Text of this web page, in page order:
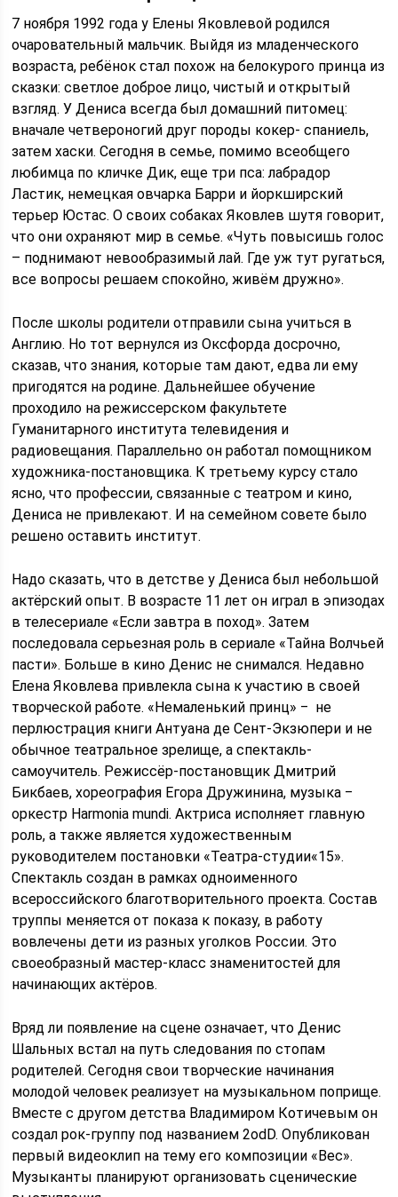
7 ноября 1992 года у Елены Яковлевой родился
очаровательный мальчик. Выйдя из младенческого
возраста, ребёнок стал похож на белокурого принца из
сказки: светлое доброе лицо, чистый и открытый
взгляд. У Дениса всегда был домашний питомец:
вначале четвероногий друг породы кокер- спаниель,
затем хаски. Сегодня в семье, помимо всеобщего
любимца по кличке Дик, еще три пса: лабрадор
Ластик, немецкая овчарка Барри и йоркширский
терьер Юстас. О своих собаках Яковлев шутя говорит,
что они охраняют мир в семье. «Чуть повысишь голос
– поднимают невообразимый лай. Где уж тут ругаться,
все вопросы решаем спокойно, живём дружно».
После школы родители отправили сына учиться в
Англию. Но тот вернулся из Оксфорда досрочно,
сказав, что знания, которые там дают, едва ли ему
пригодятся на родине. Дальнейшее обучение
проходило на режиссерском факультете
Гуманитарного института телевидения и
радиовещания. Параллельно он работал помощником
художника-постановщика. К третьему курсу стало
ясно, что профессии, связанные с театром и кино,
Дениса не привлекают. И на семейном совете было
решено оставить институт.
Надо сказать, что в детстве у Дениса был небольшой
актёрский опыт. В возрасте 11 лет он играл в эпизодах
в телесериале «Если завтра в поход». Затем
последовала серьезная роль в сериале «Тайна Волчьей
пасти». Больше в кино Денис не снимался. Недавно
Елена Яковлева привлекла сына к участию в своей
творческой работе. «Немаленький принц» ‒ не
перлюстрация книги Антуана де Сент-Экзюпери и не
обычное театральное зрелище, а спектакль-
самоучитель. Режиссёр-постановщик Дмитрий
Бикбаев, хореография Егора Дружинина, музыка ‒
оркестр Harmonia mundi. Актриса исполняет главную
роль, а также является художественным
руководителем постановки «Театра-студии«15».
Спектакль создан в рамках одноименного
всероссийского благотворительного проекта. Состав
труппы меняется от показа к показу, в работу
вовлечены дети из разных уголков России. Это
своеобразный мастер-класс знаменитостей для
начинающих актёров.
Вряд ли появление на сцене означает, что Денис
Шальных встал на путь следования по стопам
родителей. Сегодня свои творческие начинания
молодой человек реализует на музыкальном поприще.
Вместе с другом детства Владимиром Котичевым он
создал рок-группу под названием 2odD. Опубликован
первый видеоклип на тему его композиции «Вес».
Музыканты планируют организовать сценические